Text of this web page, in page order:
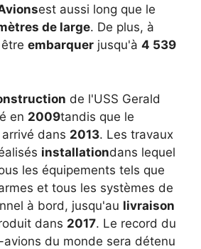
est aussi long que le
de large. De plus, à
embarquer jusqu'à 4 539
de l'USS Gerald
en 2009tandis que le
dans 2013. Les travaux
installationdans lequel
les équipements tels que
et tous les systèmes de
à bord, jusqu'au livraison
dans 2017. Le record du
du monde sera détenu